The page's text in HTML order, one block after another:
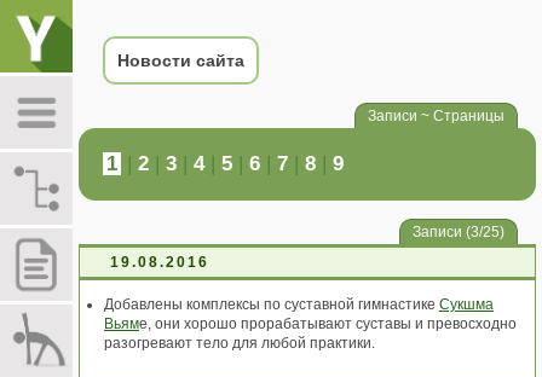
Новости сайта
Записи ~ Страницы
1 | 2 | 3 | 4| 5 | 6 | 7 | 8 | 9
Записи (3/25)
19.08.2016
Добавлены комплексы по суставной гимнастике Сукшма
Вьяме, они хорошо прорабатывают суставы и превосходно
разогревают тело для любой практики.